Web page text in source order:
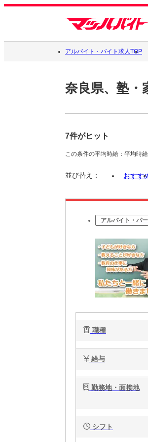
アルバイト・バイト求人TOP
奈良県、塾・
7件がヒット
この条件の平均時給：平均時
並び替え： おすす
アルバイト・パ
職種
給与
勤務地・面接地
シフト